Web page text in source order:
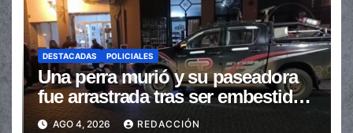
DESTACADAS POLICIALES
Una perra murió y su paseadora
fue arrastrada tras ser embestidas
en la senda peatonal
AGO 4, 2026 REDACCIÓN